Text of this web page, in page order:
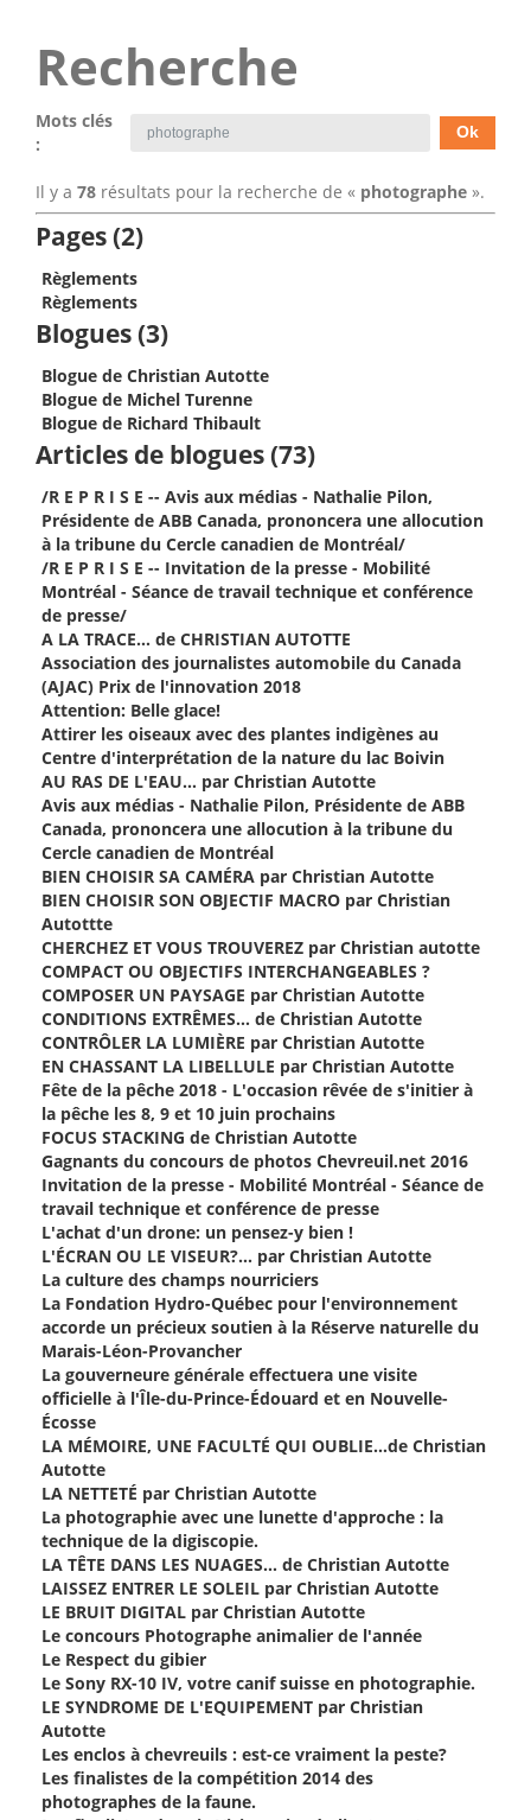
Recherche
Mots clés
:
Il y a 78 résultats pour la recherche de « photographe ».
Pages (2)
Règlements
Règlements
Blogues (3)
Blogue de Christian Autotte
Blogue de Michel Turenne
Blogue de Richard Thibault
Articles de blogues (73)
/R E P R I S E -- Avis aux médias - Nathalie Pilon,
Présidente de ABB Canada, prononcera une allocution
à la tribune du Cercle canadien de Montréal/
/R E P R I S E -- Invitation de la presse - Mobilité
Montréal - Séance de travail technique et conférence
de presse/
A LA TRACE… de CHRISTIAN AUTOTTE
Association des journalistes automobile du Canada
(AJAC) Prix de l'innovation 2018
Attention: Belle glace!
Attirer les oiseaux avec des plantes indigènes au
Centre d'interprétation de la nature du lac Boivin
AU RAS DE L'EAU… par Christian Autotte
Avis aux médias - Nathalie Pilon, Présidente de ABB
Canada, prononcera une allocution à la tribune du
Cercle canadien de Montréal
BIEN CHOISIR SA CAMÉRA par Christian Autotte
BIEN CHOISIR SON OBJECTIF MACRO par Christian
Autottte
CHERCHEZ ET VOUS TROUVEREZ par Christian autotte
COMPACT OU OBJECTIFS INTERCHANGEABLES ?
COMPOSER UN PAYSAGE par Christian Autotte
CONDITIONS EXTRÊMES… de Christian Autotte
CONTRÔLER LA LUMIÈRE par Christian Autotte
EN CHASSANT LA LIBELLULE par Christian Autotte
Fête de la pêche 2018 - L'occasion rêvée de s'initier à
la pêche les 8, 9 et 10 juin prochains
FOCUS STACKING de Christian Autotte
Gagnants du concours de photos Chevreuil.net 2016
Invitation de la presse - Mobilité Montréal - Séance de
travail technique et conférence de presse
L'achat d'un drone: un pensez-y bien !
L'ÉCRAN OU LE VISEUR?... par Christian Autotte
La culture des champs nourriciers
La Fondation Hydro-Québec pour l'environnement
accorde un précieux soutien à la Réserve naturelle du
Marais-Léon-Provancher
La gouverneure générale effectuera une visite
officielle à l'Île-du-Prince-Édouard et en Nouvelle-
Écosse
LA MÉMOIRE, UNE FACULTÉ QUI OUBLIE…de Christian
Autotte
LA NETTETÉ par Christian Autotte
La photographie avec une lunette d'approche : la
technique de la digiscopie.
LA TÊTE DANS LES NUAGES… de Christian Autotte
LAISSEZ ENTRER LE SOLEIL par Christian Autotte
LE BRUIT DIGITAL par Christian Autotte
Le concours Photographe animalier de l'année
Le Respect du gibier
Le Sony RX-10 IV, votre canif suisse en photographie.
LE SYNDROME DE L'EQUIPEMENT par Christian
Autotte
Les enclos à chevreuils : est-ce vraiment la peste?
Les finalistes de la compétition 2014 des
photographes de la faune.